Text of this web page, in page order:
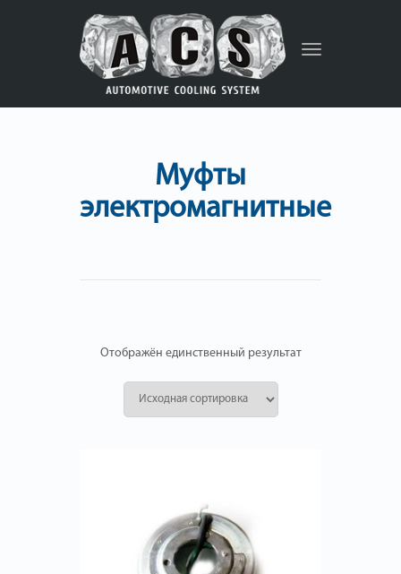
Toggle
Муфты
электромагнитные
Отображён единственный результат